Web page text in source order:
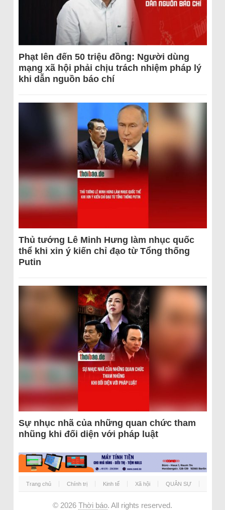
Phạt lên đến 50 triệu đồng: Người dùng
mạng xã hội phải chịu trách nhiệm pháp lý
khi dẫn nguồn báo chí
Thủ tướng Lê Minh Hưng làm nhục quốc
thể khi xin ý kiến chỉ đạo từ Tổng thống
Putin
Sự nhục nhã của những quan chức tham
nhũng khi đối diện với pháp luật
Trang chủ Chính trị Kinh tế Xã hội QUÂN SỰ
© 2026 Thời báo. All rights reserved.